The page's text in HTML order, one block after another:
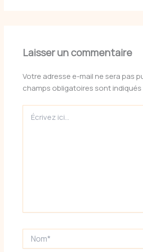
Laisser un commentaire
Votre adresse e-mail ne sera pas
champs obligatoires sont
ici…